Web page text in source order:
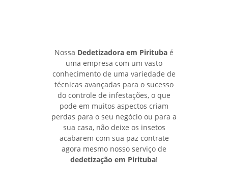
Nossa Dedetizadora em Pirituba é
uma empresa com um vasto
conhecimento de uma variedade de
técnicas avançadas para o sucesso
do controle de infestações, o que
pode em muitos aspectos criam
perdas para o seu negócio ou para a
sua casa, não deixe os insetos
acabarem com sua paz contrate
agora mesmo nosso serviço de
dedetização em Pirituba!